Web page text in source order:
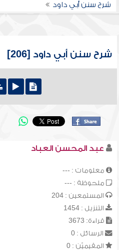
شرح سنن أبي داود
شرح سنن أبي داود [206]
عبد المحسن العباد
معلومات : ---
ملحوظة : ---
المستمعين : 204
التنزيل : 1454
قراءة: 3673
الرسائل : 0
المقيميّن : 0